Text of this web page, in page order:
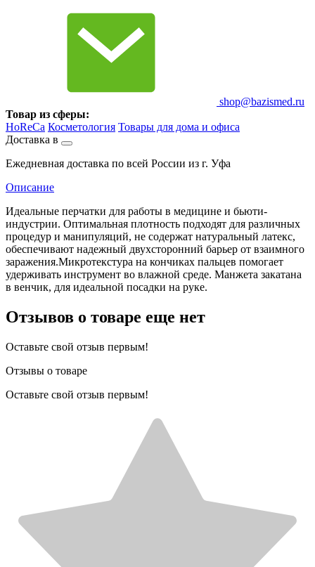
shop@bazismed.ru
Товар из сферы:
HoReCa Косметология Товары для дома и офиса
Доставка в
Ежедневная доставка по всей России из г. Уфа
Описание
Идеальные перчатки для работы в медицине и бьюти-
индустрии. Оптимальная плотность подходят для различных
процедур и манипуляций, не содержат натуральный латекс,
обеспечивают надежный двухсторонний барьер от взаимного
заражения.Микротекстура на кончиках пальцев помогает
удерживать инструмент во влажной среде. Манжета закатана
в венчик, для идеальной посадки на руке.
Отзывов о товаре еще нет
Оставьте свой отзыв первым!
Отзывы о товаре
Оставьте свой отзыв первым!